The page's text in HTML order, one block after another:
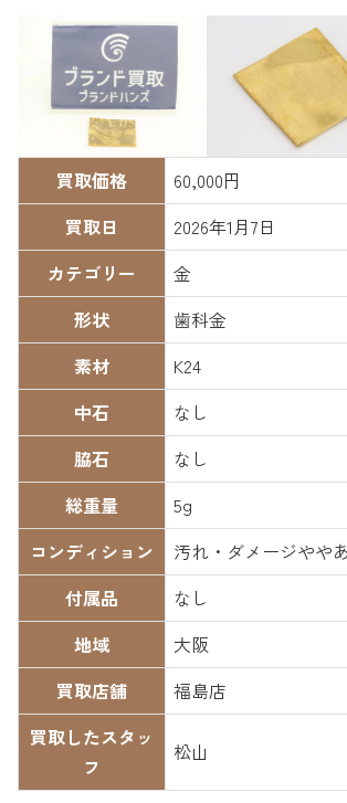
買取価格
60,000円
買取日
2026年1月7日
カテゴリー
金
形状
歯科金
素材
K24
中石
なし
脇石
なし
総重量
5g
コンディション
汚れ・ダメージやや
付属品
なし
地域
大阪
買取店舗
福島店
買取したスタッ
フ
松山